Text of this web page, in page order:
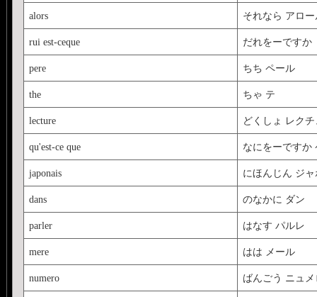
alors それなら アロー
rui est-ceque だれをーですか
pere ちち ペール
the ちゃ テ
lecture どくしょ レク
qu'est-ce que なにをーですか
japonais にほんじん ジャ
dans のなかに ダン
parler はなす パルレ
mere はは メール
numero ばんごう ニュメ